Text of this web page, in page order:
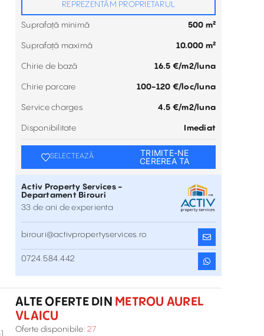
REPREZENTĂM PROPRIETARUL
Suprafață minimă 500 m²
Suprafață maximă 10.000 m²
Chirie de bază 16.5 €/m2/luna
Chirie parcare 100-120 €/loc/luna
Service charges 4.5 €/m2/luna
Disponibilitate Imediat
SELECTEAZĂ
TRIMITE-NE
CEREREA TA
Activ Property Services -
Departament Birouri
33 de ani de experienta
birouri@activpropertyservices.ro
0724.584.442
ALTE OFERTE DIN METROU AUREL
VLAICU
Oferte disponibile: 27
Inchiriere
Birouri de inchiriat in AFI Lakeview
București
Inchiriere Spatiu Birou in Sky Tower